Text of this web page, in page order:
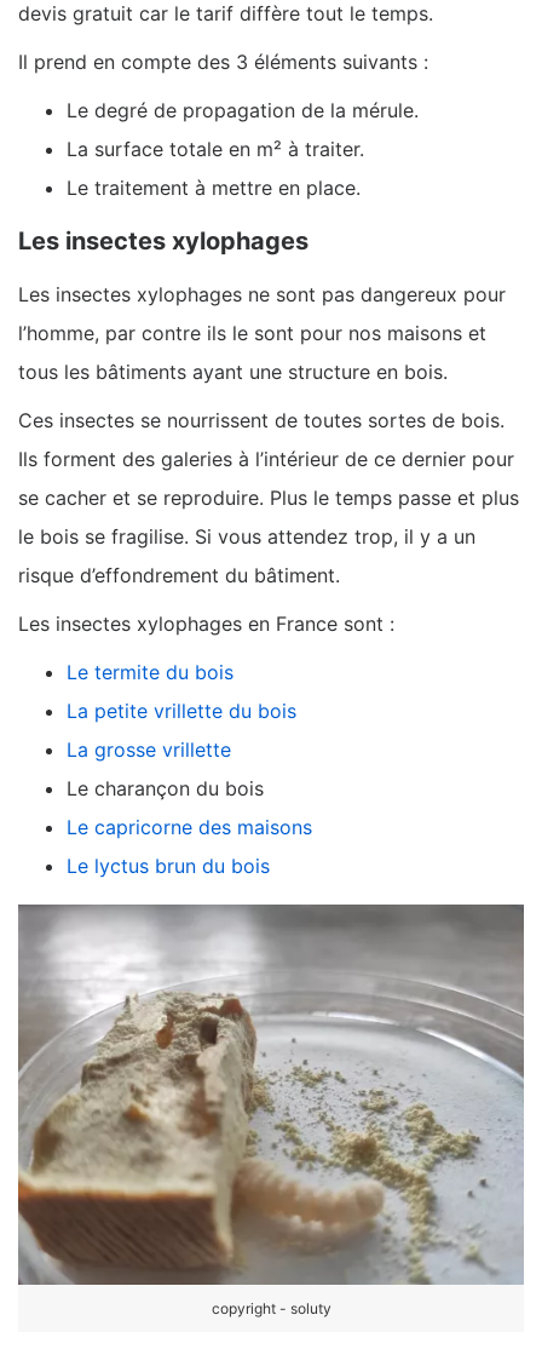
devis gratuit car le tarif diffère tout le temps.
Il prend en compte des 3 éléments suivants :
Le degré de propagation de la mérule.
La surface totale en m² à traiter.
Le traitement à mettre en place.
Les insectes xylophages
Les insectes xylophages ne sont pas dangereux pour
l’homme, par contre ils le sont pour nos maisons et
tous les bâtiments ayant une structure en bois.
Ces insectes se nourrissent de toutes sortes de bois.
Ils forment des galeries à l’intérieur de ce dernier pour
se cacher et se reproduire. Plus le temps passe et plus
le bois se fragilise. Si vous attendez trop, il y a un
risque d’effondrement du bâtiment.
Les insectes xylophages en France sont :
Le termite du bois
La petite vrillette du bois
La grosse vrillette
Le charançon du bois
Le capricorne des maisons
Le lyctus brun du bois
copyright - soluty